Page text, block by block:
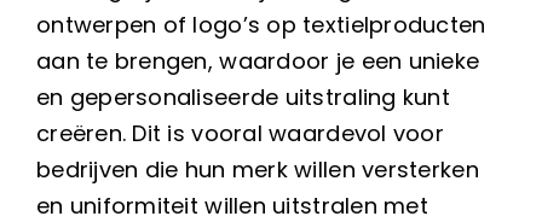
ontwerpen of logo’s op textielproducten
aan te brengen, waardoor je een unieke
en gepersonaliseerde uitstraling kunt
creëren. Dit is vooral waardevol voor
bedrijven die hun merk willen versterken
en uniformiteit willen uitstralen met